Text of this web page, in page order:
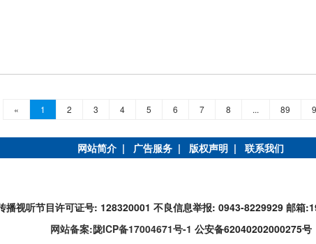
« 1 2 3 4 5 6 7 8 ... 89
网站简介 | 广告服务 | 版权声明 | 联系我们
播视听节目许可证号: 128320001 不良信息举报: 0943-8229929 邮箱
网站备案:陇ICP备17004671号-1 公安备62040202000275号